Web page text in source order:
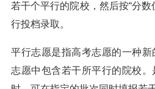
若干个平行的院校，然后按“分
行投档录取。
平行志愿是指高考志愿的一种
志愿中包含若干所平行的院校